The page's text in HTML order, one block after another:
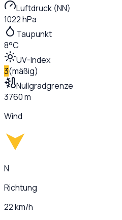
Luftdruck (NN)
1022 hPa
Taupunkt
8°C
UV-Index
3(mäßig)
Nullgradgrenze
3760 m
Wind
N
Richtung
22 km/h